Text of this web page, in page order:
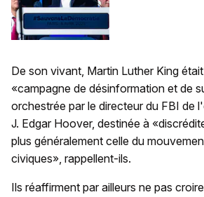
De son vivant, Martin Luther King
«campagne de désinformation et de
orchestrée par le directeur du FBI de
J. Edgar Hoover, destinée à
plus généralement celle du
civiques», rappellent-ils.
Ils réaffirment par ailleurs ne pas